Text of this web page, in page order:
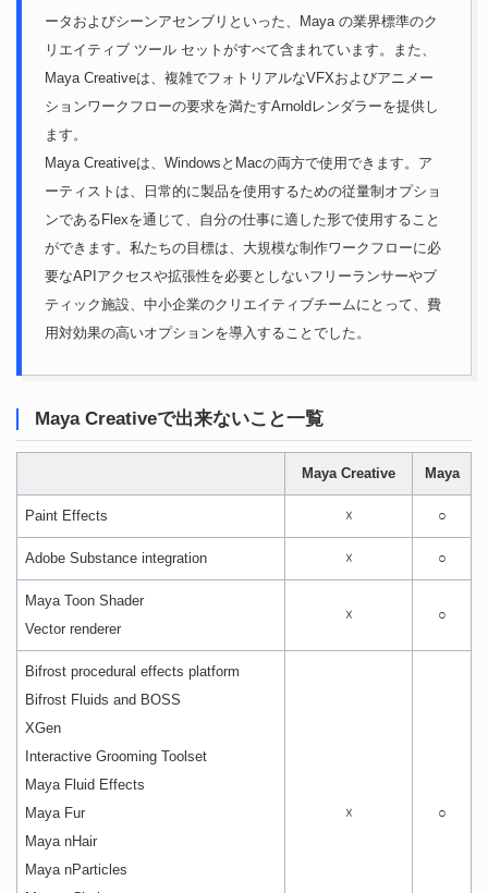
ータおよびシーンアセンブリといった、Maya の業界標準のク
リエイティブ ツール セットがすべて含まれています。また、
Maya Creativeは、複雑でフォトリアルなVFXおよびアニメー
ションワークフローの要求を満たすArnoldレンダラーを提供し
ます。
Maya Creativeは、WindowsとMacの両方で使用できます。ア
ーティストは、日常的に製品を使用するための従量制オプショ
ンであるFlexを通じて、自分の仕事に適した形で使用すること
ができます。私たちの目標は、大規模な制作ワークフローに必
要なAPIアクセスや拡張性を必要としないフリーランサーやブ
ティック施設、中小企業のクリエイティブチームにとって、費
用対効果の高いオプションを導入することでした。
Maya Creativeで出来ないこと一覧
Maya Creative Maya
Paint Effects ☓ ○
Adobe Substance integration ☓ ○
Maya Toon Shader
Vector renderer
☓ ○
Bifrost procedural effects platform
Bifrost Fluids and BOSS
XGen
Interactive Grooming Toolset
Maya Fluid Effects
Maya Fur
Maya nHair
Maya nParticles
☓ ○